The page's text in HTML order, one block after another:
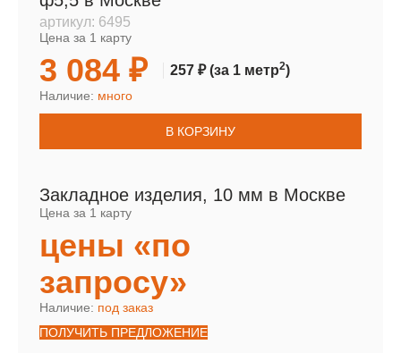
артикул: 6495
Цена за 1 карту
3 084 ₽ 257 ₽(за 1 метр2)
Наличие: много
В КОРЗИНУ
Закладное изделия, 10 мм в Москве
Цена за 1 карту
цены «по
запросу»
Наличие: под заказ
ПОЛУЧИТЬ ПРЕДЛОЖЕНИЕ